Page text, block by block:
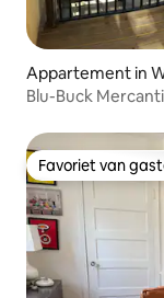
Appartement in
Blu-Buck
Favoriet van
Favoriet van